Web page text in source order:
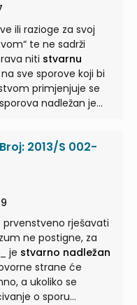
ili razioge za svoj
te ne sadrži
niti stvarnu
primjenjuje se
nadležan je
i da je mjesno
zahtjev ili iznos
primjenu
suda
2013/S 002-
rješavati
ne postigne, za
je stvarno nadležan
a ukoliko se
o sporu